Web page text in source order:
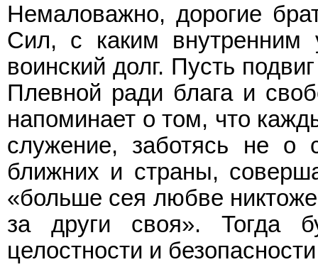
Немаловажно, дорогие
Сил, с каким внутренним
воинский долг. Пусть
Плевной ради блага и
напоминает о том, что
служение, заботясь не о
ближних и страны,
«больше сея любве
за други своя». Тогда
целостности и